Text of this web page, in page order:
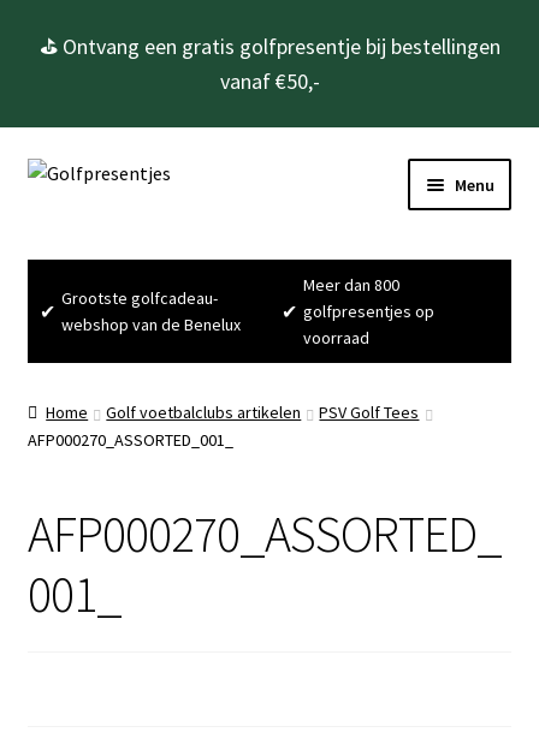
⛳ Ontvang een gratis golfpresentje bij bestellingen
vanaf €50,-
Ga
navigatie
Ga
inhoud
Menu
Golfcadeau’s
Golfbenodigdheden
Gadgets
✔
Grootste golfcadeau-
webshop van de Benelux
✔
Meer dan 800
golfpresentjes op
voorraad
Home Golf voetbalclubs artikelen
PSV Golf Tees
AFP000270_ASSORTED_001_
AFP000270_ASSORTED_
001_